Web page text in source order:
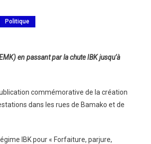
Politique
en passant par la chute IBK jusqu’à
commémorative de la création
dans les rues de Bamako et de
IBK pour « Forfaiture, parjure,